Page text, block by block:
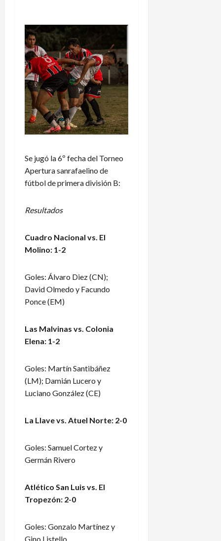
Se jugó la 6º fecha del Torneo
Apertura sanrafaelino de
fútbol de primera división B:
Resultados
Cuadro Nacional vs. El
Molino: 1-2
Goles: Álvaro Diez (CN);
David Olmedo y Facundo
Ponce (EM)
Las Malvinas vs. Colonia
Elena: 1-2
Goles: Martín Santibáñez
(LM); Damián Lucero y
Luciano González (CE)
La Llave vs. Atuel Norte: 2-0
Goles: Samuel Cortez y
Germán Rivero
Atlético San Luis vs. El
Tropezón: 2-0
Goles: Gonzalo Martínez y
Gino Listello